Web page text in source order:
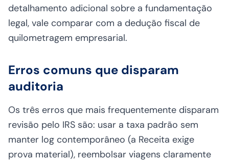
detalhamento adicional sobre a fundamentação
legal, vale comparar com a dedução fiscal de
quilometragem empresarial.
Erros comuns que disparam
auditoria
Os três erros que mais frequentemente disparam
revisão pelo IRS são: usar a taxa padrão sem
manter log contemporâneo (a Receita exige
prova material), reembolsar viagens claramente